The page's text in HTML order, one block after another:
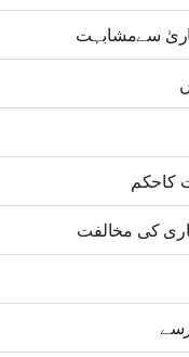
سےمشابہت
کاحکم
کی مخالفت